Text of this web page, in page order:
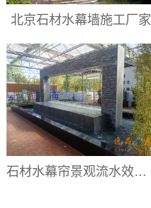
北京石材水幕墙施工厂家
石材水幕帘景观流水效果|水幕帘厂家